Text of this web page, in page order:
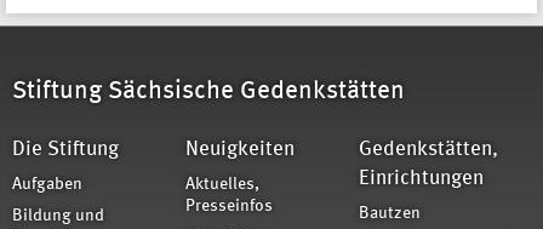
Stiftung Sächsische Gedenkstätten
Die Stiftung
Aufgaben
Bildung und
Neuigkeiten
Aktuelles,
Presseinfos
Gedenkstätten,
Einrichtungen
Bautzen